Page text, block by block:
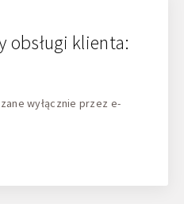
obsługi klienta:
wyłącznie przez e-